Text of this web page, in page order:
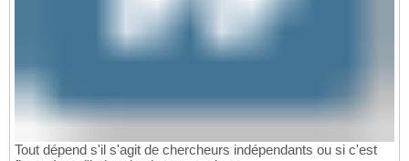
Tout dépend s'il s'agit de chercheurs indépendants ou si c'est